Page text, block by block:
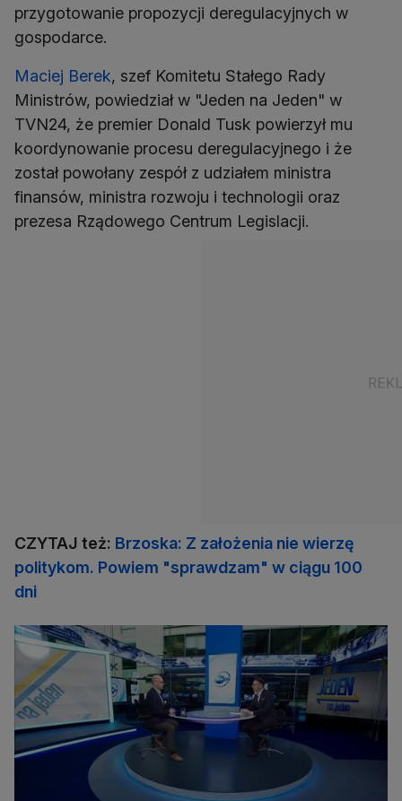
przygotowanie propozycji deregulacyjnych w
gospodarce.
Maciej Berek, szef Komitetu Stałego Rady
Ministrów, powiedział w "Jeden na Jeden" w
TVN24, że premier Donald Tusk powierzył mu
koordynowanie procesu deregulacyjnego i że
został powołany zespół z udziałem ministra
finansów, ministra rozwoju i technologii oraz
prezesa Rządowego Centrum Legislacji.
CZYTAJ też: Brzoska: Z założenia nie wierzę
politykom. Powiem "sprawdzam" w ciągu 100
dni